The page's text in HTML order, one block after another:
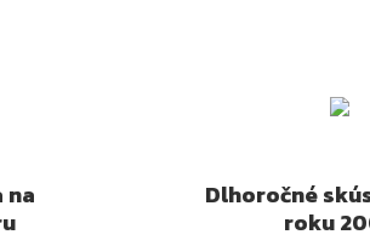
na
Dlhoročné
roku